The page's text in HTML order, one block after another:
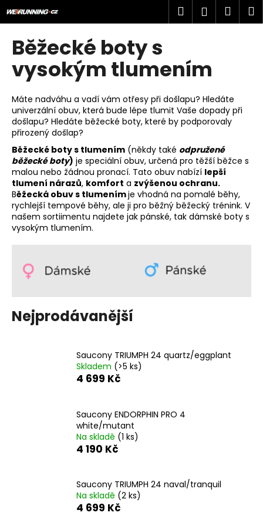
na
obsah
Hledat
Běžecké boty s
vysokým tlumením
Máte nadváhu a vadí vám otřesy při došlapu? Hledáte
univerzální obuv, která bude lépe tlumit Vaše dopady při
došlapu? Hledáte běžecké boty, které by podporovaly
přirozený došlap?
Běžecké boty s tlumením (někdy také odpružené
běžecké boty) je speciální obuv, určená pro těžší běžce s
malou nebo žádnou pronací. Tato obuv nabízí lepší
tlumení nárazů, komfort a zvýšenou ochranu.
Běžecká obuv s tlumenímje vhodná na pomalé běhy,
rychlejší tempové běhy, ale ji pro běžný běžecký trénink. V
našem sortiimentu najdete jak pánské, tak dámské boty s
vysokým tlumením.
Nejprodávanější
Saucony TRIUMPH 24 quartz/eggplant
Skladem (>5 ks)
4 699 Kč
Saucony ENDORPHIN PRO 4
white/mutant
Na skladě (1 ks)
4 190 Kč
Saucony TRIUMPH 24 naval/tranquil
Na skladě (2 ks)
4 699 Kč
K
o
C
o
p
o
t
ř
e
b
u
j
e
t
e
j
í
t